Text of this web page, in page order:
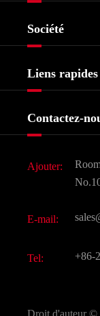
Biochimique
Produits
Ingrédients
Saveurs et
CAS chimiques
Société
Liens rapides
Contactez-
Ajouter:
E-mail:
Tel: +86-
Droit d'auteur ©